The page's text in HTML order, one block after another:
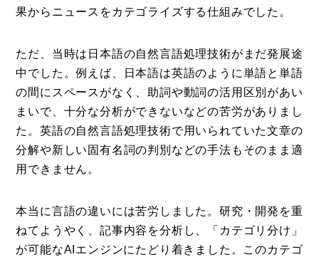
果からニュースをカテゴライズする仕組みでした。
ただ、当時は日本語の自然言語処理技術がまだ発展途
中でした。例えば、日本語は英語のように単語と単語
の間にスペースがなく、助詞や動詞の活用区別があい
まいで、十分な分析ができないなどの苦労がありまし
た。英語の自然言語処理技術で用いられていた文章の
分解や新しい固有名詞の判別などの手法もそのまま適
用できません。
本当に言語の違いには苦労しました。研究・開発を重
ねてようやく、記事内容を分析し、「カテゴリ分け」
が可能なAIエンジンにたどり着きました。このカテゴ